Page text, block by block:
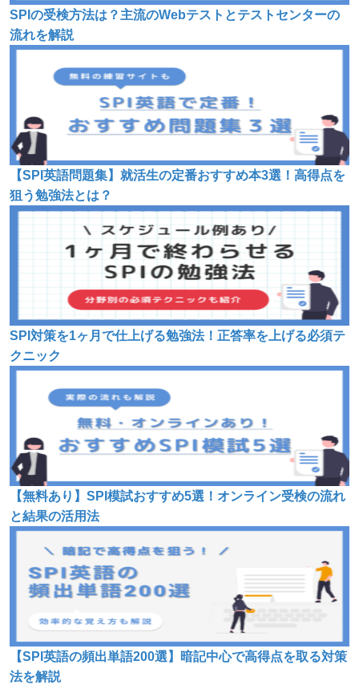
SPIの受検方法は？主流のWebテストとテストセンターの
流れを解説
【SPI英語問題集】就活生の定番おすすめ本3選！高得点を
狙う勉強法とは？
SPI対策を1ヶ月で仕上げる勉強法！正答率を上げる必須テ
クニック
【無料あり】SPI模試おすすめ5選！オンライン受検の流れ
と結果の活用法
【SPI英語の頻出単語200選】暗記中心で高得点を取る対策
法を解説